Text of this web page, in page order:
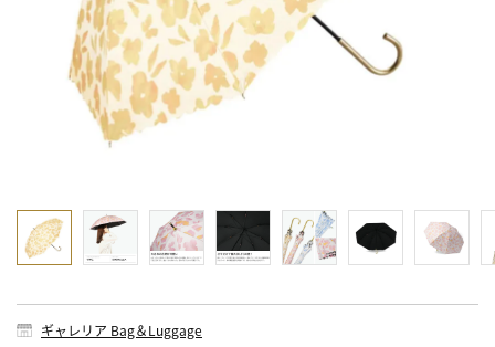
ギャレリア Bag＆Luggage